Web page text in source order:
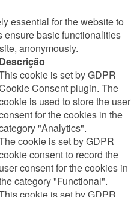
essential for the website to
ensure basic functionalities
anonymously.
Descrição
cookie is set by GDPR
Consent plugin. The
is used to store the user
for the cookies in the
"Analytics".
cookie is set by GDPR
consent to record the
user consent for the cookies in
category "Functional".
cookie is set by GDPR